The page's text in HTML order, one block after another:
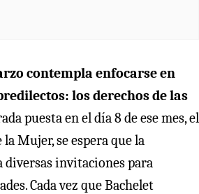
contempla enfocarse en
los derechos de las
puesta en el día 8 de ese mes, el
Mujer, se espera que la
diversas invitaciones para
Cada vez que Bachelet